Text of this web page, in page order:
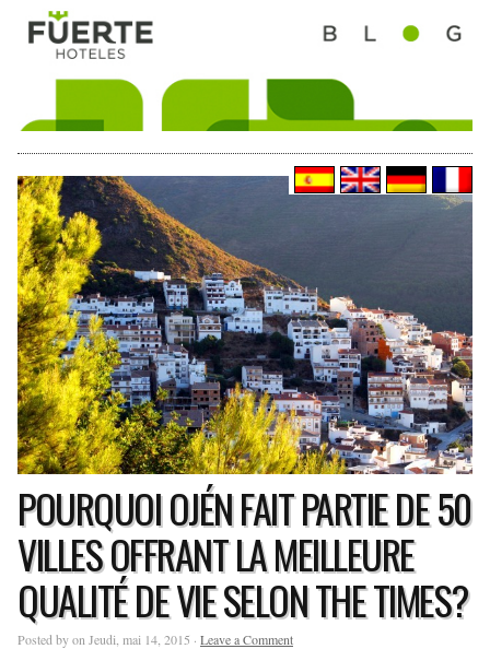
POURQUOI OJÉN FAIT PARTIE DE 50
VILLES OFFRANT LA MEILLEURE
QUALITÉ DE VIE SELON THE TIMES?
Posted by on Jeudi, mai 14, 2015 · Leave a Comment